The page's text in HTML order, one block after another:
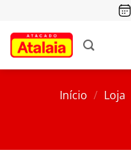
conteúdo
Início / Loja